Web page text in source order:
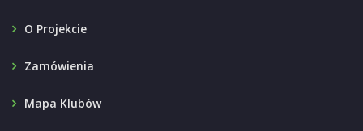
O Projekcie
Zamówienia
Mapa Klubów